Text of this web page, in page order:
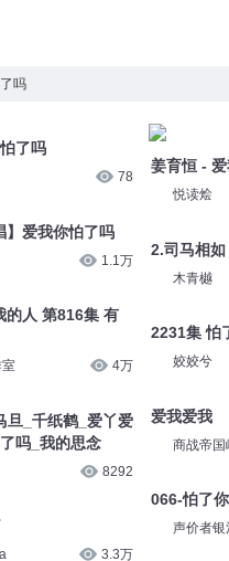
吗
了吗
78
】爱我你怕了吗
1.1万
的人 第816集 有
4万
旦_千纸鹤_爱丫爱
吗_我的思念
8292
3.3万
姜育恒 -
悦读烩
2.司马相
木青樾
2231集 怕
姣姣兮
爱我爱我
商战帝国
066-怕了
声价者银